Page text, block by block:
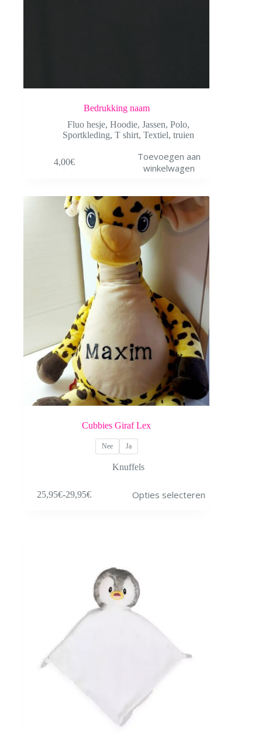
Bedrukking naam
Fluo hesje, Hoodie, Jassen, Polo,
Sportkleding, T shirt, Textiel, truien
4,00€
Toevoegen aan
winkelwagen
Cubbies Giraf Lex
Nee Ja
Knuffels
25,95€-29,95€
Prijsklasse:
Opties selecteren
product